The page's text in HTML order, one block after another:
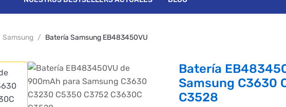
Samsung Batería Samsung EB483450VU
Batería
Samsung C3630
C3528